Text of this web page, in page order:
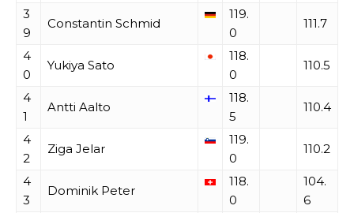
3
9
Constantin Schmid
119.
0
111.7
4
0
Yukiya Sato
118.
0
110.5
4
1
Antti Aalto
118.
5
110.4
4
2
Ziga Jelar
119.
0
110.2
4
3
Dominik Peter
118.
0
104.
6